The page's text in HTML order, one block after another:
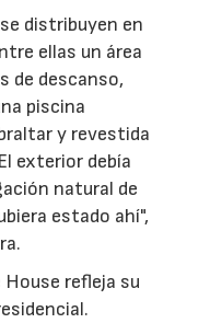
distribuyen en
ellas un área
de descanso,
piscina
y revestida
exterior debía
natural de
estado ahí",
House refleja su